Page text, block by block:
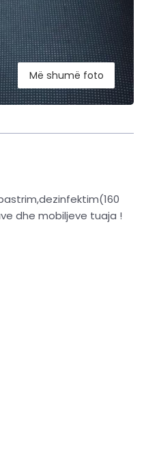
Më shumë foto
dhe mobiljeve tuaja !